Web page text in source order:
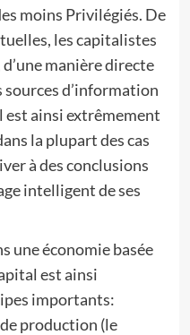
moins Privilégiés. De
les capitalistes
manière directe
d’information
est ainsi extrêmement
la plupart des cas
à des conclusions
intelligent de ses
une économie basée
est ainsi
importants:
production (le